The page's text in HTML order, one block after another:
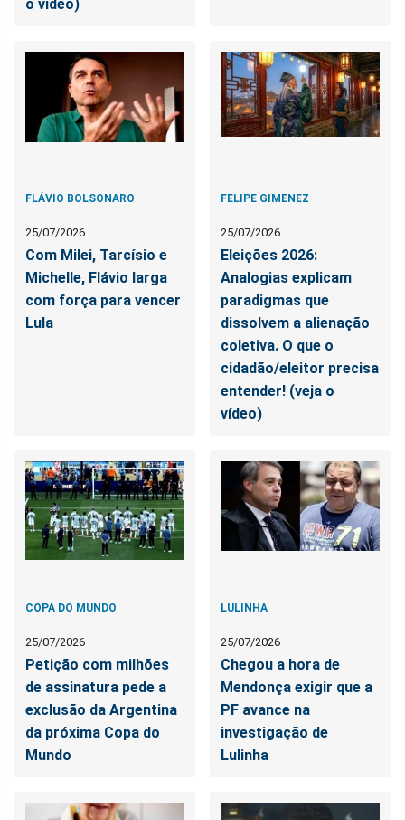
o vídeo)
FLÁVIO BOLSONARO
25/07/2026
Com Milei, Tarcísio e
Michelle, Flávio larga
com força para vencer
Lula
FELIPE GIMENEZ
25/07/2026
Eleições 2026:
Analogias explicam
paradigmas que
dissolvem a alienação
coletiva. O que o
cidadão/eleitor precisa
entender! (veja o
vídeo)
COPA DO MUNDO
25/07/2026
Petição com milhões
de assinatura pede a
exclusão da Argentina
da próxima Copa do
Mundo
LULINHA
25/07/2026
Chegou a hora de
Mendonça exigir que a
PF avance na
investigação de
Lulinha